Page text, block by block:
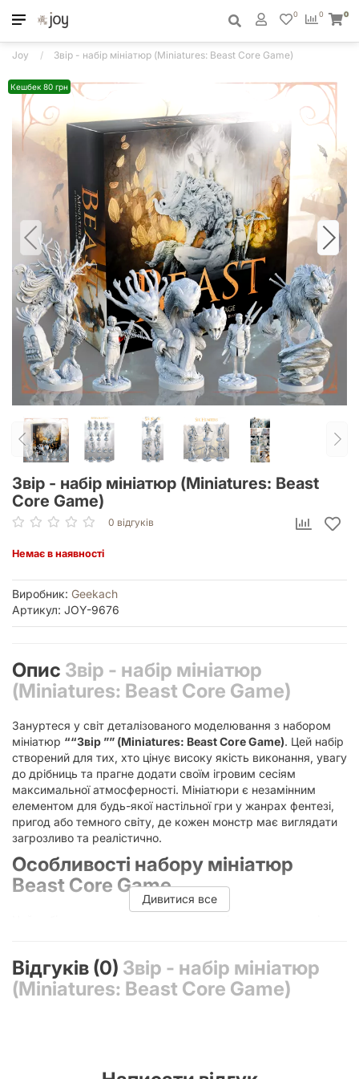
0
0 0
Joy Звір - набір мініатюр (Miniatures: Beast Core Game)
Кешбек 80 грн
Звір - набір мініатюр (Miniatures: Beast
Core Game)
0 відгуків
Немає в наявності
Виробник: Geekach
Артикул: JOY-9676
Опис Звір - набір мініатюр
(Miniatures: Beast Core Game)
Зануртеся у світ деталізованого моделювання з набором
мініатюр ““Звір ”” (Miniatures: Beast Core Game). Цей набір
створений для тих, хто цінує високу якість виконання, увагу
до дрібниць та прагне додати своїм ігровим сесіям
максимальної атмосферності. Мініатюри є незамінним
елементом для будь-якої настільної гри у жанрах фентезі,
пригод або темного світу, де кожен монстр має виглядати
загрозливо та реалістично.
Особливості набору мініатюр
Beast Core Game
битви та простір ігрового світу. Висока деталізація кожного
елемента робить ці мініатюри ідеальними не лише для гри,
а й для подальшого розфарбування, що перетворює ігровий
Висока якість матеріалів:Мініатюри виготовлені з
Дивитися все
Відгуків (0) Звір - набір мініатюр
(Miniatures: Beast Core Game)